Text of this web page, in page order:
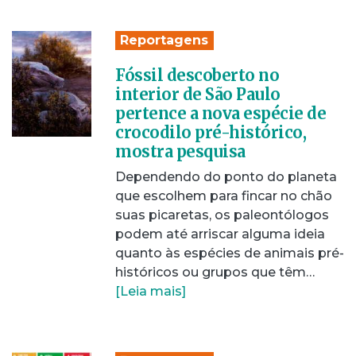
Reportagens
Fóssil descoberto no
interior de São Paulo
pertence a nova espécie de
crocodilo pré-histórico,
mostra pesquisa
Dependendo do ponto do planeta
que escolhem para fincar no chão
suas picaretas, os paleontólogos
podem até arriscar alguma ideia
quanto às espécies de animais pré-
históricos ou grupos que têm…
[Leia mais]